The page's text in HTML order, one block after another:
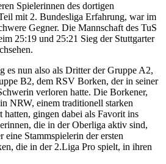
Spielerinnen des dortigen
mit 2. Bundesliga Erfahrung, war im
Gegner. Die Mannschaft des TuS
25:19 und 25:21 Sieg der Stuttgarter
es nun also als Dritter der Gruppe A2,
B2, dem RSV Borken, der in seiner
verloren hatte. Die Borkener,
NRW, einem traditionell starken
gingen dabei als Favorit ins
die in der Oberliga aktiv sind,
Stammspielerin der ersten
die in der 2.Liga Pro spielt, in ihren